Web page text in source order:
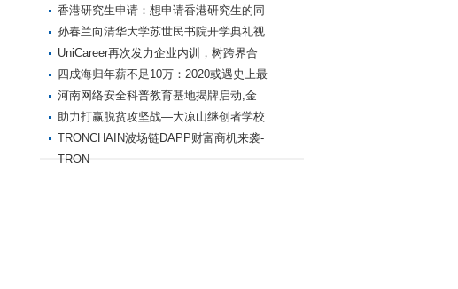
香港研究生申请：想申请香港研究生的同
孙春兰向清华大学苏世民书院开学典礼视
UniCareer再次发力企业内训，树跨界合
四成海归年薪不足10万：2020或遇史上最
河南网络安全科普教育基地揭牌启动,金
助力打赢脱贫攻坚战—大凉山继创者学校
TRONCHAIN波场链DAPP财富商机来袭-
TRON